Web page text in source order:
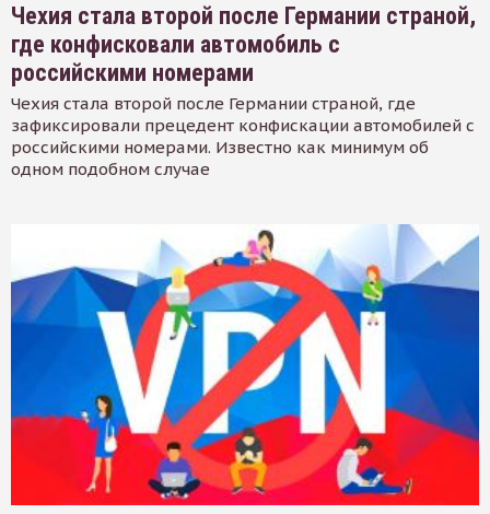
Чехия стала второй после Германии страной,
где конфисковали автомобиль с
российскими номерами
Чехия стала второй после Германии страной, где
зафиксировали прецедент конфискации автомобилей с
российскими номерами. Известно как минимум об
одном подобном случае